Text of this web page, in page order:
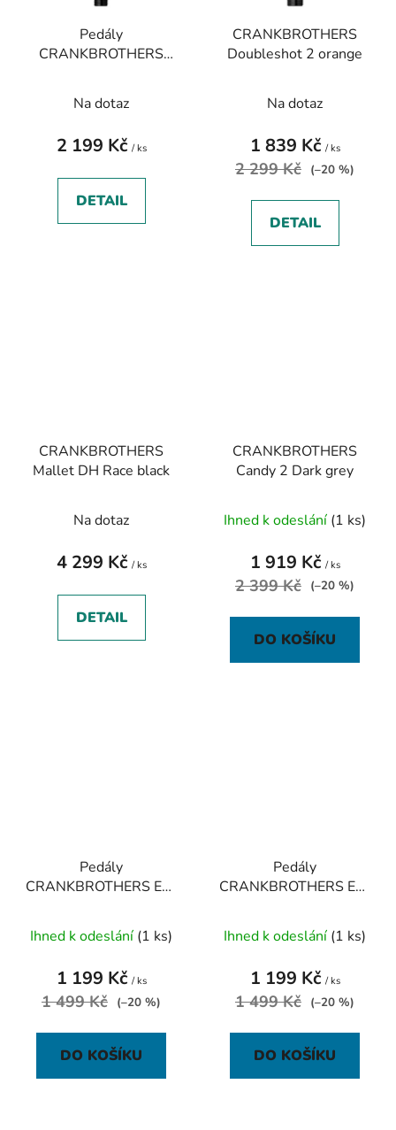
Pedály
CRANKBROTHERS
Na dotaz
2 199 Kč / ks
DETAIL
CRANKBROTHERS
Doubleshot 2 orange
Na dotaz
1 839 Kč / ks
2 299 Kč (–20 %)
DETAIL
CRANKBROTHERS
Mallet DH Race black
Na dotaz
4 299 Kč / ks
DETAIL
CRANKBROTHERS
Candy 2 Dark grey
Ihned k odeslání (1 ks)
1 919 Kč / ks
2 399 Kč (–20 %)
DO KOŠÍKU
Pedály
CRANKBROTHERS Egg
Ihned k odeslání (1 ks)
1 199 Kč / ks
1 499 Kč (–20 %)
DO KOŠÍKU
Pedály
CRANKBROTHERS Egg
Ihned k odeslání (1 ks)
1 199 Kč / ks
1 499 Kč (–20 %)
DO KOŠÍKU